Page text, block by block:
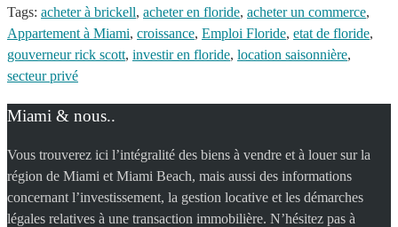
Tags: acheter à brickell, acheter en floride, acheter un commerce,
Appartement à Miami, croissance, Emploi Floride, etat de floride,
gouverneur rick scott, investir en floride, location saisonnière,
secteur privé
Miami & nous..
Vous trouverez ici l’intégralité des biens à vendre et à louer sur la
région de Miami et Miami Beach, mais aussi des informations
concernant l’investissement, la gestion locative et les démarches
légales relatives à une transaction immobilière. N’hésitez pas à